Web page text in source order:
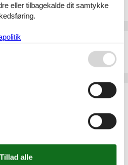
eller tilbagekalde dit samtykke